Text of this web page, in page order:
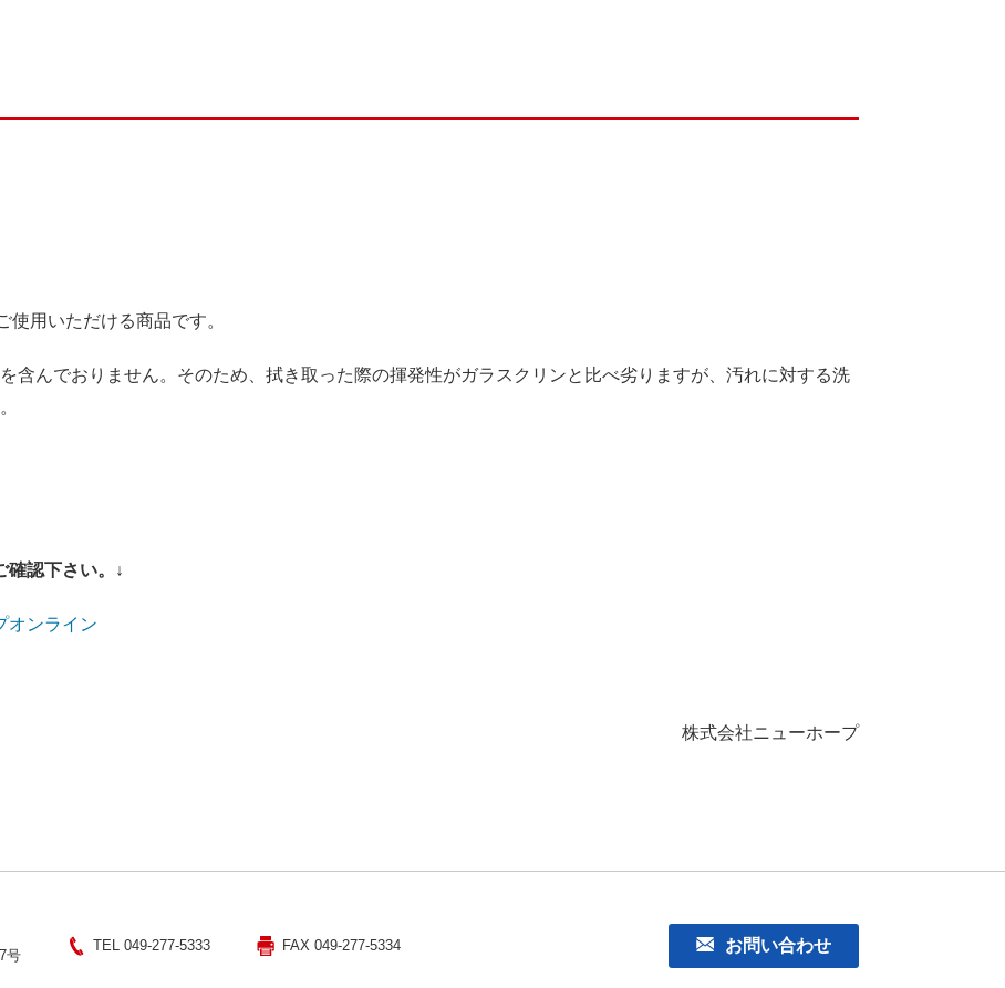
用いただける商品です。
含んでおりません。そのため、拭き取った際の揮発性がガラスクリンと比べ劣りますが、汚れに対する洗
確認下さい。↓
オンライン
株式会社ニューホープ
号
TEL 049-277-5333 FAX 049-277-5334 お問い合わせ